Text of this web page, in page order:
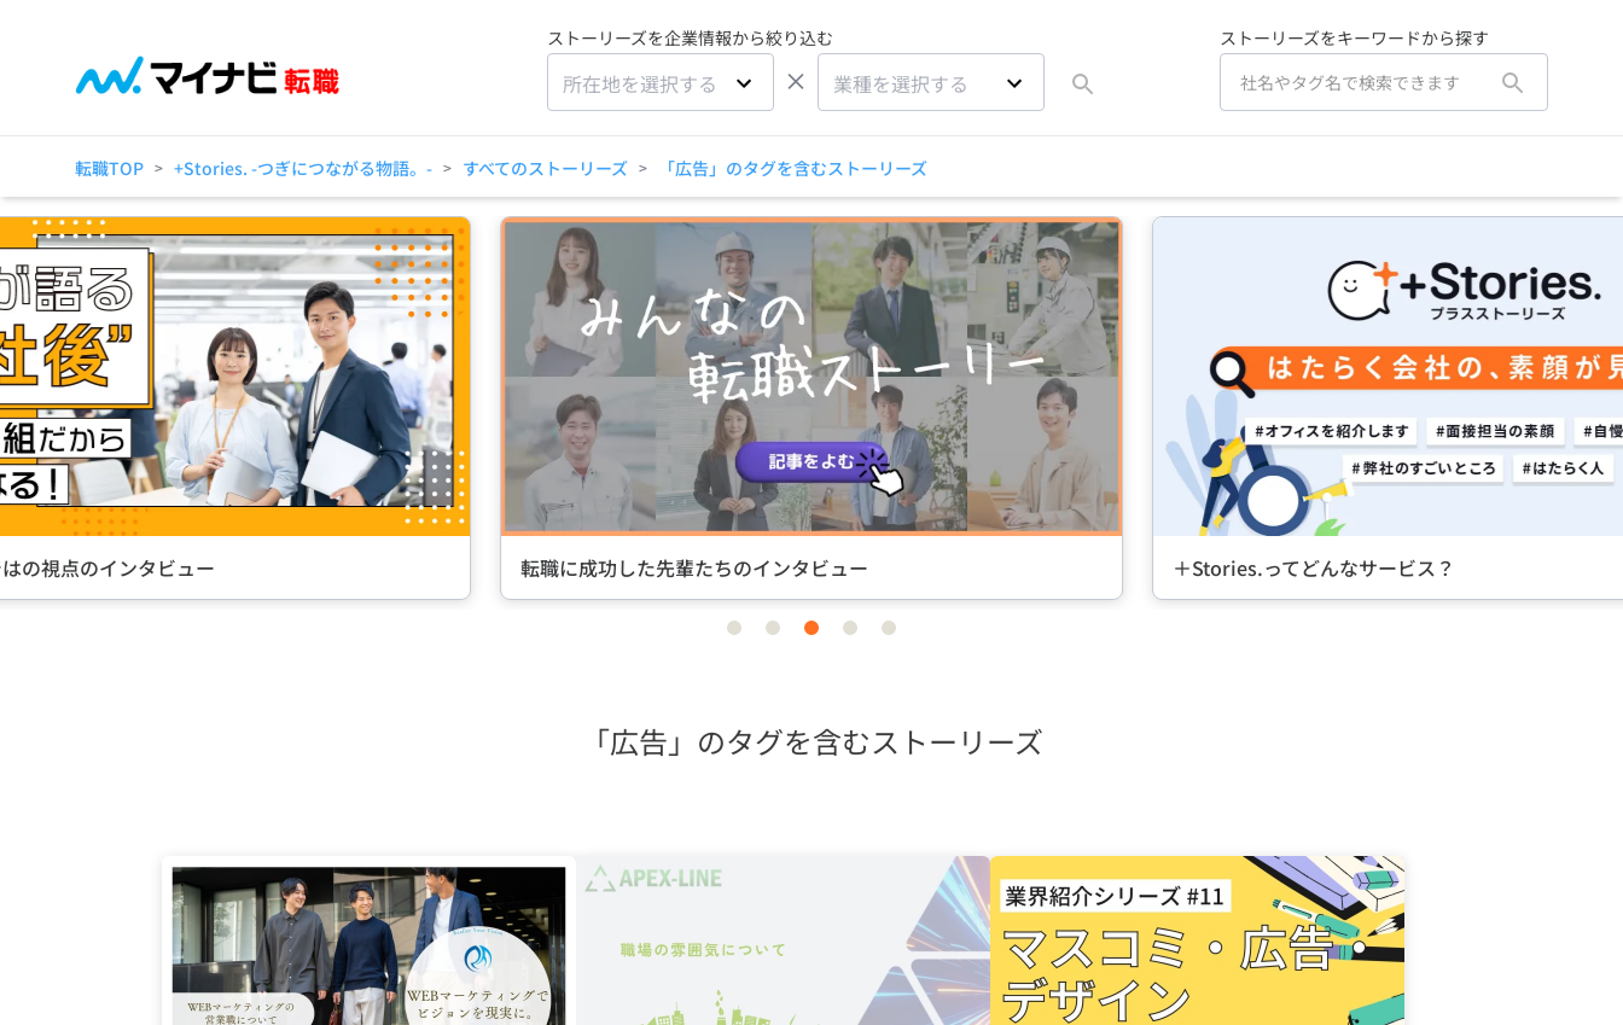
ストーリーズを企業情報から絞り込む
所在地を選択する × 業種を選択する
ストーリーズをキーワードから探す
転職TOP > +Stories. -つぎにつながる物語。- > すべてのストーリーズ > 「広告」のタグを含むストーリーズ
の視点のインタビュー 転職に成功した先輩たちのインタビュー ＋Stories.ってどんなサービス？
item item item item item
「広告」のタグを含むストーリーズ